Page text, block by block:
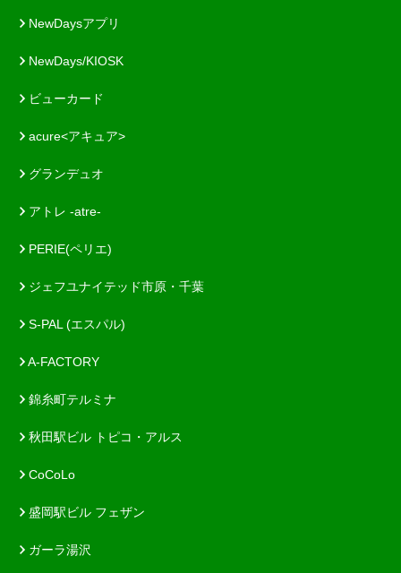
NewDaysアプリ
NewDays/KIOSK
ビューカード
acure<アキュア>
グランデュオ
アトレ -atre-
PERIE(ペリエ)
ジェフユナイテッド市原・千葉
S-PAL (エスパル)
A-FACTORY
錦糸町テルミナ
秋田駅ビル トピコ・アルス
CoCoLo
盛岡駅ビル フェザン
ガーラ湯沢